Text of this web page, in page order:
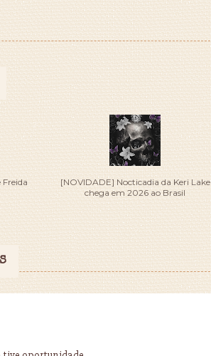
[NOVIDADE] Nocticadia da Keri Lake
chega em 2026 ao Brasil